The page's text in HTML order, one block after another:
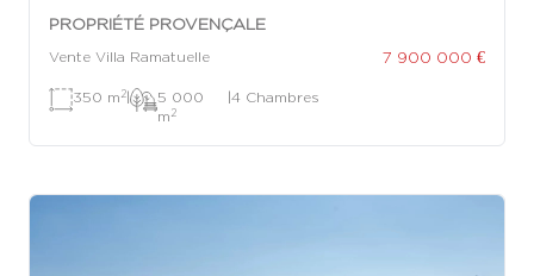
PROPRIÉTÉ PROVENÇALE
Vente Villa Ramatuelle 7 900 000 €
350 m 2|
5 000
m 2
|4 Chambres